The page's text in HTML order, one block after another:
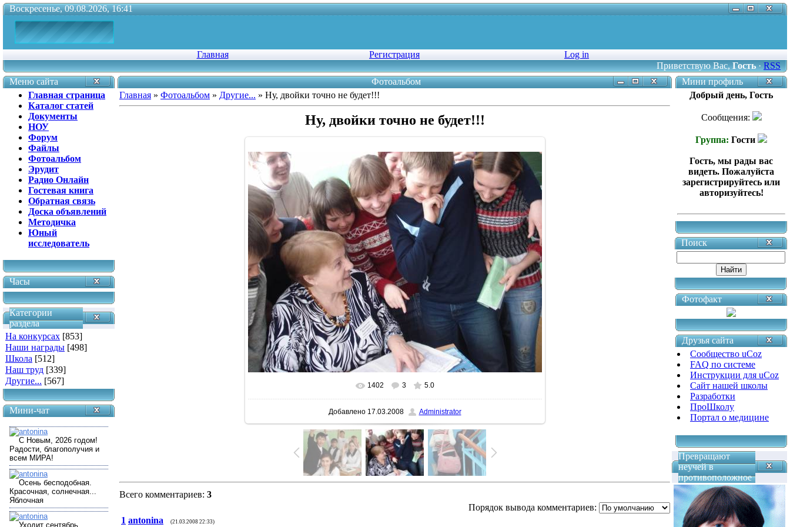
Воскресенье, 09.08.2026, 16:41
Главная Регистрация
Log in
Приветствую Вас,Гость·RSS
Меню сайта
Главная страница
Каталог статей
Документы
НОУ
Форум
Файлы
Фотоальбом
Эрудит
Радио Онлайн
Гостевая книга
Обратная связь
Доска объявлений
Методичка
Юный
исследователь
Часы
Категории
раздела
На конкурсах [853]
Наши награды [498]
Школа [512]
Наш труд [339]
Другие... [567]
Мини-чат
Фотоальбом
Главная » Фотоальбом » Другие... » Ну, двойки точно не будет!!!
Ну, двойки точно не будет!!!
В реальном размере 800x600
1402 3 5.0
Добавлено17.03.2008 Administrator
Всего комментариев: 3
Порядок вывода комментариев:
1 antonina (21.03.2008 22:33)
Мини профиль
Добрый день, Гость
Сообщения:
Группа: Гости
Гость, мы рады вас
видеть. Пожалуйста
зарегистрируйтесь или
авторизуйтесь!
Поиск
Фотофакт
Друзья сайта
Сообщество uCoz
FAQ по системе
Инструкции для uCoz
Сайт нашей школы
Разработки
ПроШколу
Портал о медицине
Превращают
неучей в
противоположное